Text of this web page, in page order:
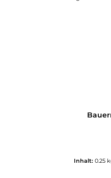
Inhalt: 0.25